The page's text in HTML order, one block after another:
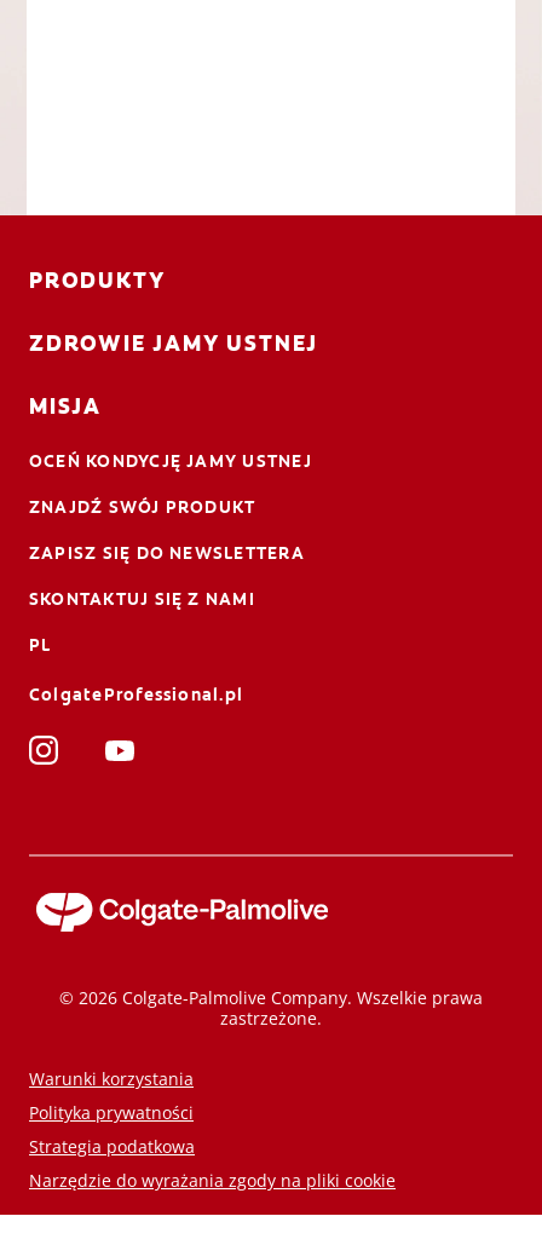
PRODUKTY
ZDROWIE JAMY USTNEJ
MISJA
OCEŃ KONDYCJĘ JAMY USTNEJ
ZNAJDŹ SWÓJ PRODUKT
ZAPISZ SIĘ DO NEWSLETTERA
SKONTAKTUJ SIĘ Z NAMI
PL
ColgateProfessional.pl
© 2026 Colgate-Palmolive Company. Wszelkie prawa
zastrzeżone.
Warunki korzystania
Polityka prywatności
Strategia podatkowa
Narzędzie do wyrażania zgody na pliki cookie